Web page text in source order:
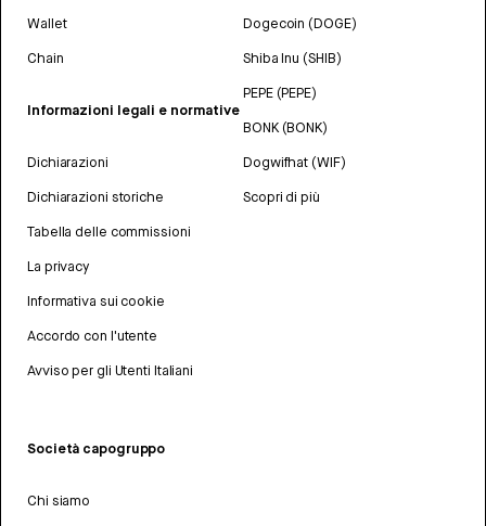
Wallet
Chain
Informazioni legali e normative
Dichiarazioni
Dichiarazioni storiche
Tabella delle commissioni
La privacy
Informativa sui cookie
Accordo con l'utente
Avviso per gli Utenti Italiani
Dogecoin (DOGE)
Shiba Inu (SHIB)
PEPE (PEPE)
BONK (BONK)
Dogwifhat (WIF)
Scopri di più
Società capogruppo
Chi siamo